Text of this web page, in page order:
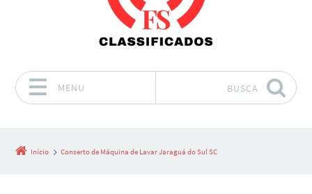
MENU BUSCA
Início Conserto de Máquina de Lavar Jaraguá do Sul SC